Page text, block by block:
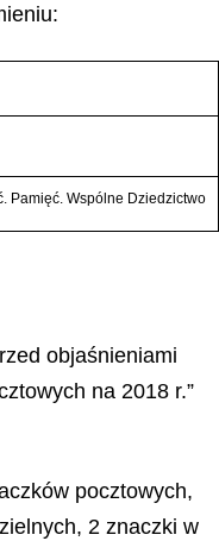
. Pamięć. Wspólne Dziedzictwo
objaśnieniami
na 2018 r.”
pocztowych,
2 znaczki w